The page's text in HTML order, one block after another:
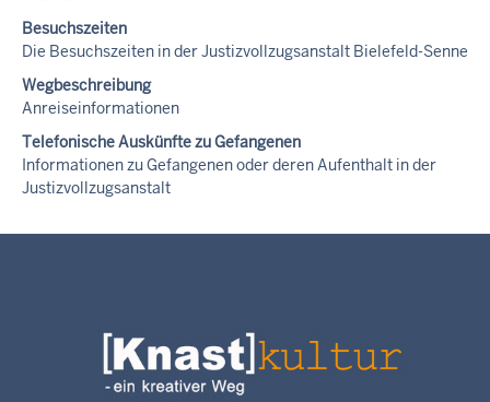
Besuchszeiten
Die Besuchszeiten in der Justizvollzugsanstalt Bielefeld-Senne
Wegbeschreibung
Anreiseinformationen
Telefonische Auskünfte zu Gefangenen
Informationen zu Gefangenen oder deren Aufenthalt in der
Justizvollzugsanstalt